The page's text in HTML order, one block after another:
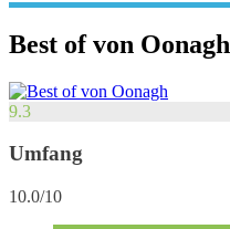
Best of von Oonagh
9.3
Umfang
10.0/10